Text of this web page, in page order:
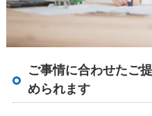
ご事情に合わせたご
められます